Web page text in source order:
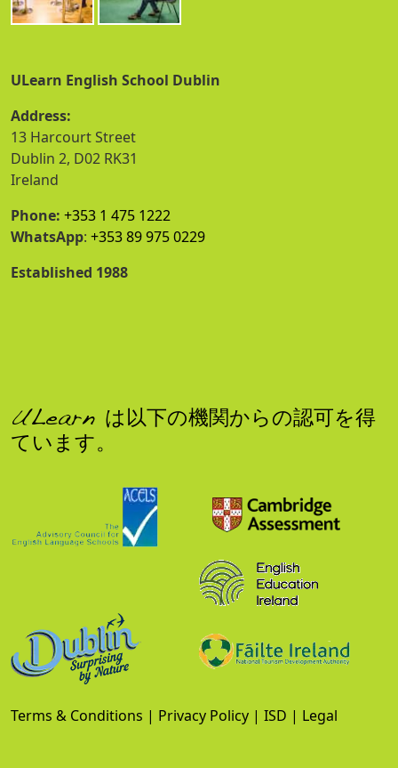
ULearn English School Dublin
Address:
13 Harcourt Street
Dublin 2, D02 RK31
Ireland
Phone: +353 1 475 1222
WhatsApp: +353 89 975 0229
Established 1988
ULearn は以下の機関からの認可を得
ています。
Terms & Conditions | Privacy Policy | ISD | Legal